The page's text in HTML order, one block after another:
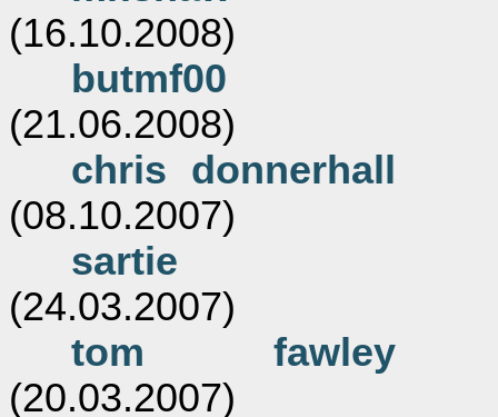
(16.10.2008)
butmf00
(21.06.2008)
chris donnerhall
(08.10.2007)
sartie
(24.03.2007)
tom fawley
(20.03.2007)